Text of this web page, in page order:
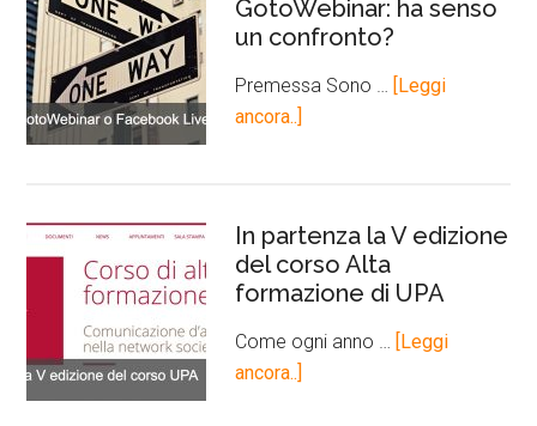
GotoWebinar: ha senso
un confronto?
Premessa Sono …
[Leggi
ancora..]
In partenza la V edizione
del corso Alta
formazione di UPA
Come ogni anno …
[Leggi
ancora..]